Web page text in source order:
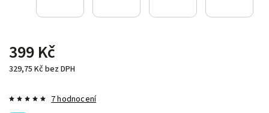
399 Kč
329,75 Kč bez DPH
7 hodnocení